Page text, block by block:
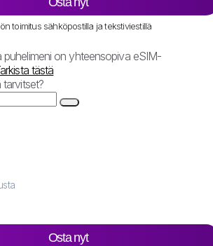
toimitus sähköpostilla ja tekstiviestillä
puhelimeni on yhteensopiva eSIM-
tästä
tarvitset?
Osta nyt